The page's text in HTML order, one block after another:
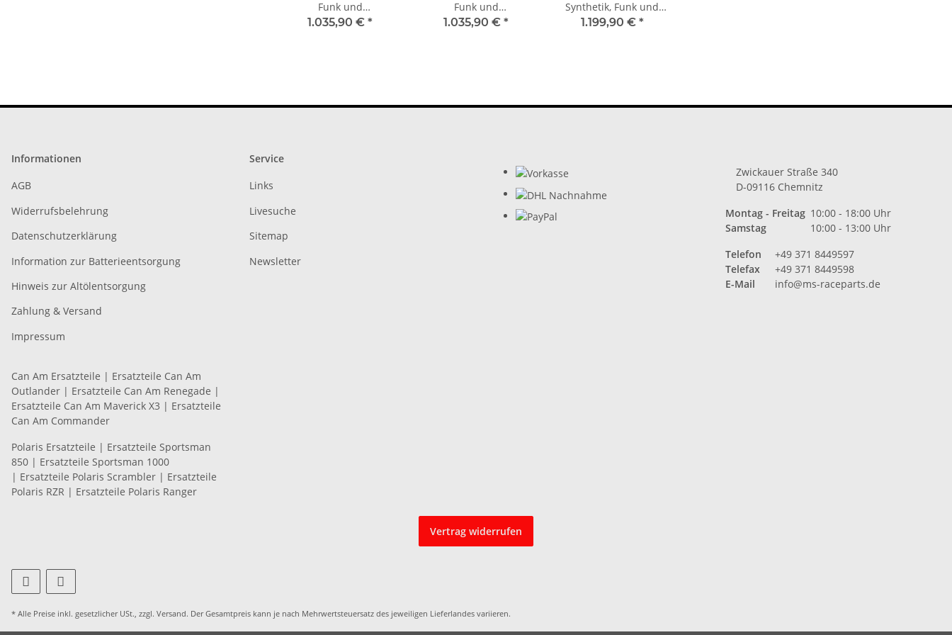
Funk und
Montageplatte Can Am
1.035,90 € *
Funk und
Montageplatte Can Am
1.035,90 € *
Synthetik, Funk und
Montageplatte Can Am
1.199,90 € *
Informationen
AGB
Widerrufsbelehrung
Datenschutzerklärung
Information zur Batterieentsorgung
Hinweis zur Altölentsorgung
Zahlung & Versand
Impressum
Service
Links
Livesuche
Sitemap
Newsletter
Zwickauer Straße 340
D-09116 Chemnitz
Montag - Freitag 10:00 - 18:00 Uhr
Samstag
10:00 - 13:00 Uhr
Telefon
+49 371 8449597
Telefax
+49 371 8449598
E-Mail
info@ms-raceparts.de
Can Am Ersatzteile | Ersatzteile Can Am
Outlander | Ersatzteile Can Am Renegade |
Ersatzteile Can Am Maverick X3 | Ersatzteile
Can Am Commander
Polaris Ersatzteile | Ersatzteile Sportsman
850 | Ersatzteile Sportsman 1000
| Ersatzteile Polaris Scrambler | Ersatzteile
Polaris RZR | Ersatzteile Polaris Ranger
Vertrag widerrufen
* Alle Preise inkl. gesetzlicher USt., zzgl. Versand. Der Gesamtpreis kann je nach Mehrwertsteuersatz des jeweiligen Lieferlandes variieren.